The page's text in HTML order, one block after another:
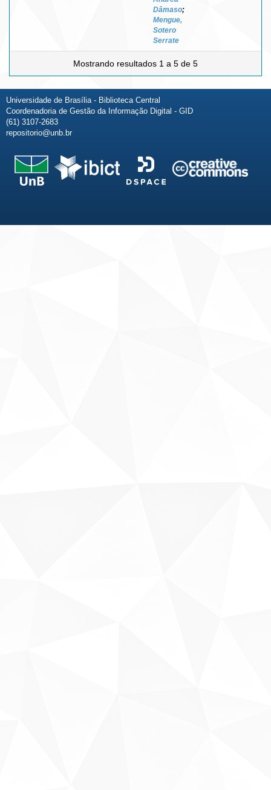
Dâmaso;
Mengue,
Sotero
Serrate
Mostrando resultados 1 a 5 de 5
Universidade de Brasília - Biblioteca Central
Coordenadoria de Gestão da Informação Digital - GID
(61) 3107-2683
repositorio@unb.br